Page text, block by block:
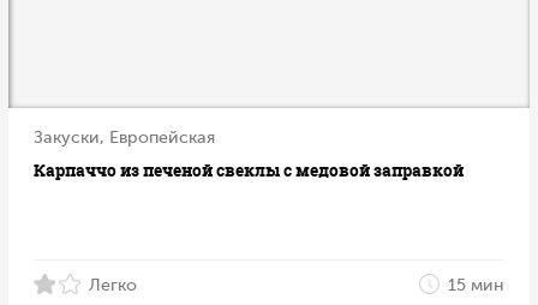
Закуски, Европейская
Карпаччо из печеной свеклы с медовой заправкой
Легко 15 мин